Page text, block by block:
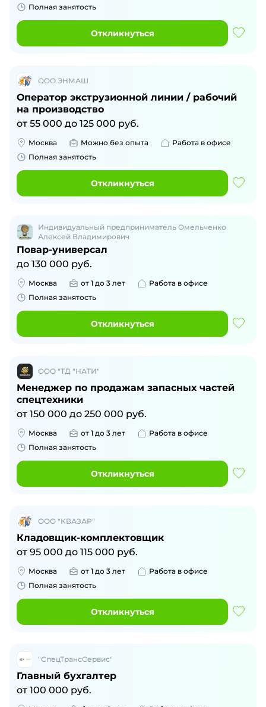
Полная занятость
Откликнуться
ООО ЭНМАШ
Оператор экструзионной линии / рабочий
на производство
от 55 000 до 125 000 руб.
Москва Можно без опыта
Работа в офисе
Полная занятость
Откликнуться
Индивидуальный предприниматель Омельченко
Алексей Владимирович
Повар-универсал
до 130 000 руб.
Москва от 1 до 3 лет
Работа в офисе
Полная занятость
Откликнуться
ООО "ТД "НАТИ"
Менеджер по продажам запасных частей
спецтехники
от 150 000 до 250 000 руб.
Москва от 1 до 3 лет
Работа в офисе
Полная занятость
Откликнуться
ООО "КВАЗАР"
Кладовщик-комплектовщик
от 95 000 до 115 000 руб.
Москва от 1 до 3 лет
Работа в офисе
Полная занятость
Откликнуться
"СпецТрансСервис"
Главный бухгалтер
от 100 000 руб.